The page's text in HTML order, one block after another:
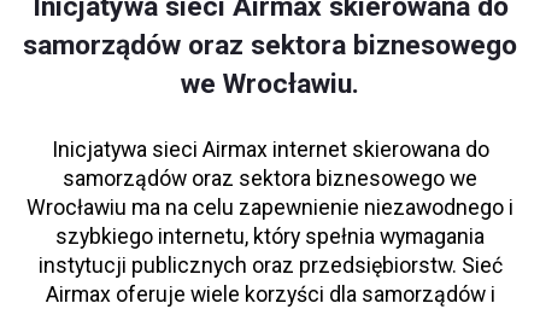
Inicjatywa sieci Airmax skierowana do
samorządów oraz sektora biznesowego
we Wrocławiu.
Inicjatywa sieci Airmax internet skierowana do
samorządów oraz sektora biznesowego we
Wrocławiu ma na celu zapewnienie niezawodnego i
szybkiego internetu, który spełnia wymagania
instytucji publicznych oraz przedsiębiorstw. Sieć
Airmax oferuje wiele korzyści dla samorządów i